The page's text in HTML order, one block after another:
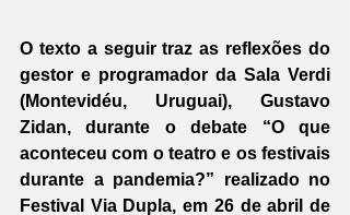
O texto a seguir traz as reflexões do
gestor e programador da Sala Verdi
(Montevidéu, Uruguai), Gustavo
Zidan, durante o debate “O que
aconteceu com o teatro e os festivais
durante a pandemia?” realizado no
Festival Via Dupla, em 26 de abril de